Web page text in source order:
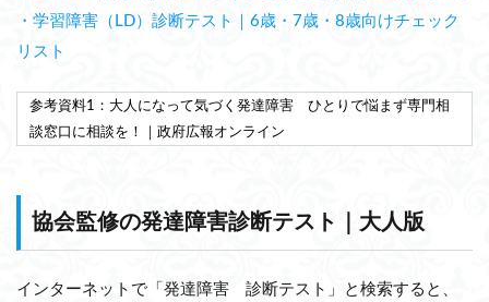
・学習障害（LD）診断テスト｜6歳・7歳・8歳向けチェック
リスト
参考資料1：大人になって気づく発達障害 ひとりで悩まず専門相
談窓口に相談を！｜政府広報オンライン
協会監修の発達障害診断テスト｜大人版
インターネットで「発達障害 診断テスト」と検索すると、